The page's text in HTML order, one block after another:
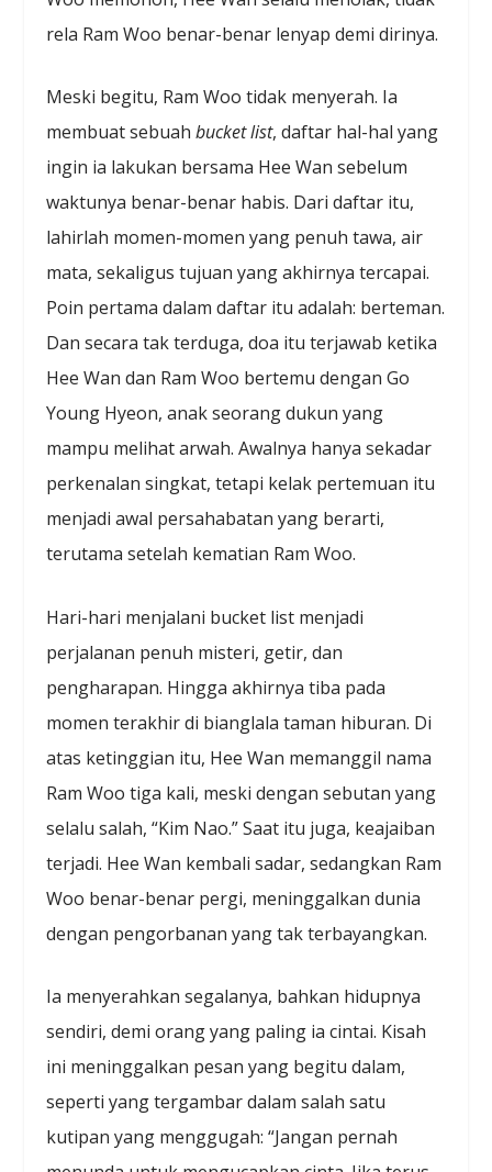
rela Ram Woo benar-benar lenyap demi dirinya.
Meski begitu, Ram Woo tidak menyerah. Ia
membuat sebuahbucket list, daftar hal-hal yang
ingin ia lakukan bersama Hee Wan sebelum
waktunya benar-benar habis. Dari daftar itu,
lahirlah momen-momen yang penuh tawa, air
mata, sekaligus tujuan yang akhirnya tercapai.
Poin pertama dalam daftar itu adalah: berteman.
Dan secara tak terduga, doa itu terjawab ketika
Hee Wan dan Ram Woo bertemu dengan Go
Young Hyeon, anak seorang dukun yang
mampu melihat arwah. Awalnya hanya sekadar
perkenalan singkat, tetapi kelak pertemuan itu
menjadi awal persahabatan yang berarti,
terutama setelah kematian Ram Woo.
Hari-hari menjalani bucket list menjadi
perjalanan penuh misteri, getir, dan
pengharapan. Hingga akhirnya tiba pada
momen terakhir di bianglala taman hiburan. Di
atas ketinggian itu, Hee Wan memanggil nama
Ram Woo tiga kali, meski dengan sebutan yang
selalu salah, “Kim Nao.” Saat itu juga, keajaiban
terjadi. Hee Wan kembali sadar, sedangkan Ram
Woo benar-benar pergi, meninggalkan dunia
dengan pengorbanan yang tak terbayangkan.
Ia menyerahkan segalanya, bahkan hidupnya
sendiri, demi orang yang paling ia cintai. Kisah
ini meninggalkan pesan yang begitu dalam,
seperti yang tergambar dalam salah satu
kutipan yang menggugah: “Jangan pernah